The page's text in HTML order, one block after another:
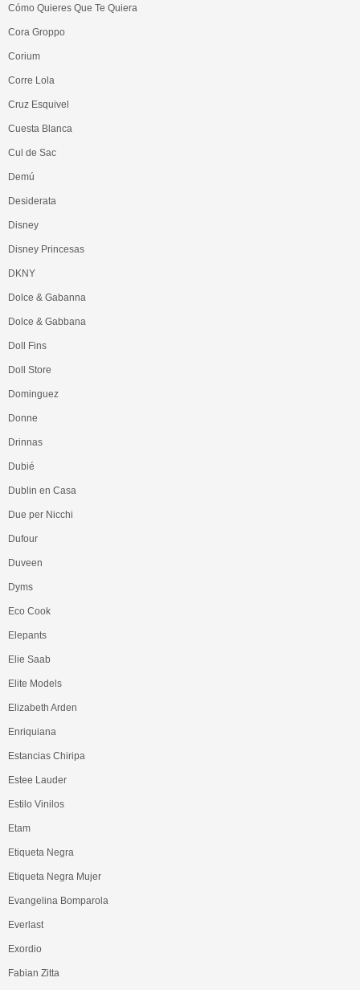
Cómo Quieres Que Te Quiera
Cora Groppo
Corium
Corre Lola
Cruz Esquivel
Cuesta Blanca
Cul de Sac
Demú
Desiderata
Disney
Disney Princesas
DKNY
Dolce & Gabanna
Dolce & Gabbana
Doll Fins
Doll Store
Dominguez
Donne
Drinnas
Dubié
Dublin en Casa
Due per Nicchi
Dufour
Duveen
Dyms
Eco Cook
Elepants
Elie Saab
Elite Models
Elizabeth Arden
Enriquiana
Estancias Chiripa
Estee Lauder
Estilo Vinilos
Etam
Etiqueta Negra
Etiqueta Negra Mujer
Evangelina Bomparola
Everlast
Exordio
Fabian Zitta